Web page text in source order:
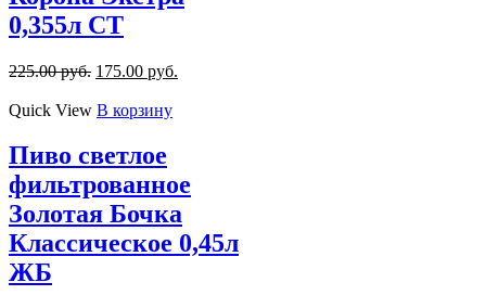
0,355л СТ
225.00руб. 175.00 руб.
Quick View В корзину
Пиво светлое
фильтрованное
Золотая Бочка
Классическое 0,45л
ЖБ